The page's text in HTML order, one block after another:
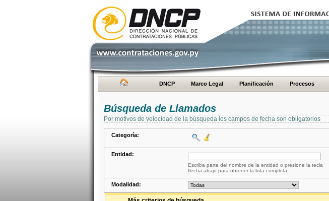
DNCP Marco Legal Planificación Procesos
Búsqueda de Llamados
Por motivos de velocidad de la búsqueda los campos de fecha son obligatorios
Categoría:
Entidad:
Escriba parte del nombre de la entidad o presione la tecla
flecha abajo para obtener la lista completa
Modalidad: